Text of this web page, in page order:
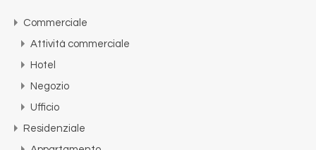
Commerciale
Attività commerciale
Hotel
Negozio
Ufficio
Residenziale